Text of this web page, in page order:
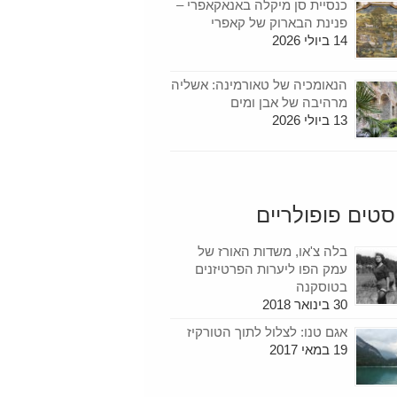
כנסיית סן מיקלה באנאקאפרי –
פנינת הבארוק של קאפרי
14 ביולי 2026
הנאומכיה של טאורמינה: אשליה
מרהיבה של אבן ומים
13 ביולי 2026
פופולריים
בלה צ'או, משדות האורז של
עמק הפו ליערות הפרטיזנים
בטוסקנה
30 בינואר 2018
אגם טנו: לצלול לתוך הטורקיז
19 במאי 2017